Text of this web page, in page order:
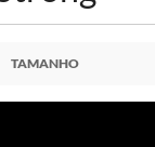
TAMANHO